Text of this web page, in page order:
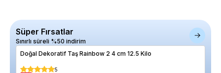
Süper Fırsatlar
Sınırlı süreli %50 indirim
Doğal Dekoratif Taş Rainbow 2 4 cm 12.5 Kilo
5